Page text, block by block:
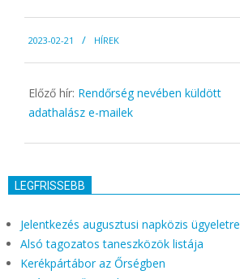
02-
21
2023-02-21 HÍREK
Előző hír: Rendőrség nevében küldött
adathalász e-mailek
LEGFRISSEBB
Jelentkezés augusztusi napközis ügyeletre
Alsó tagozatos taneszközök listája
Kerékpártábor az Őrségben